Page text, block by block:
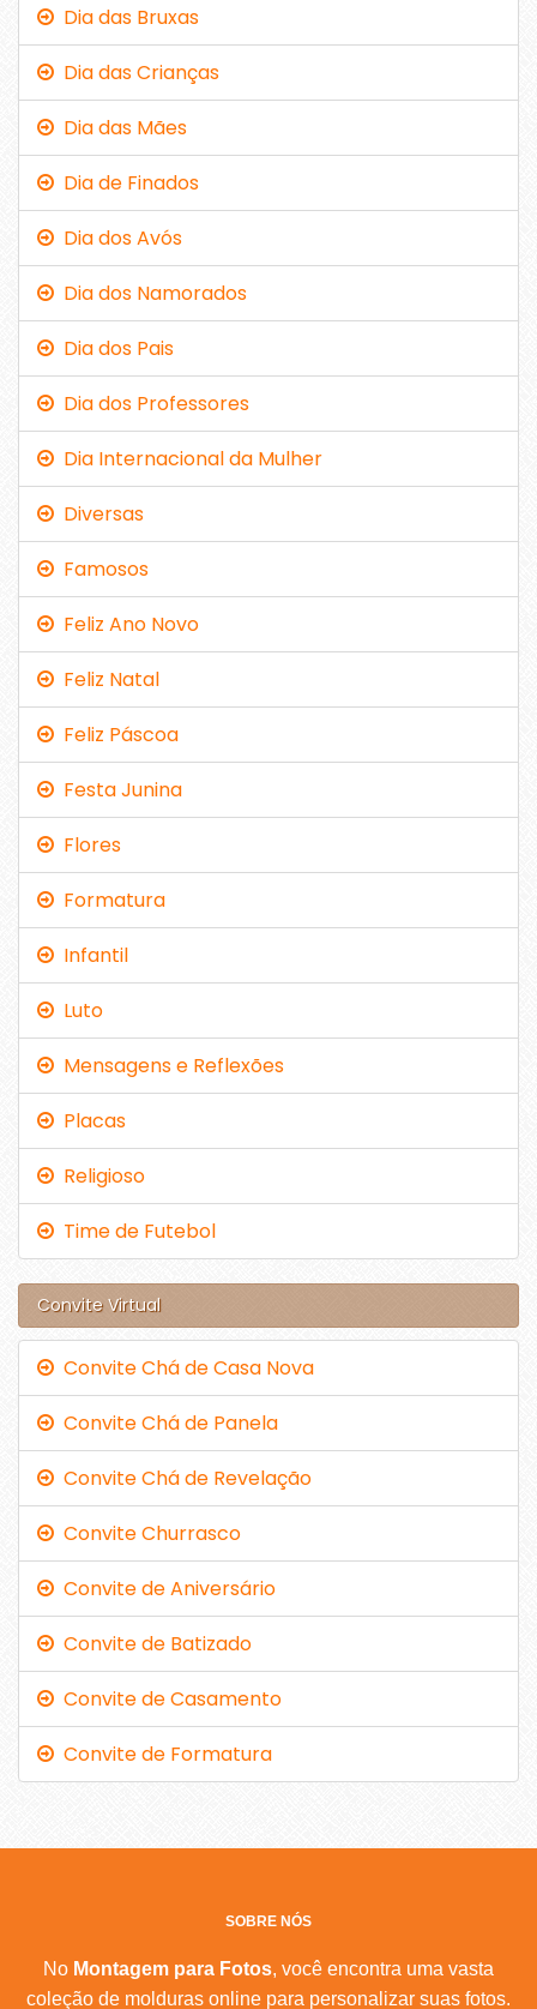
Dia das Bruxas
Dia das Crianças
Dia das Mães
Dia de Finados
Dia dos Avós
Dia dos Namorados
Dia dos Pais
Dia dos Professores
Dia Internacional da Mulher
Diversas
Famosos
Feliz Ano Novo
Feliz Natal
Feliz Páscoa
Festa Junina
Flores
Formatura
Infantil
Luto
Mensagens e Reflexões
Placas
Religioso
Time de Futebol
Convite Virtual
Convite Chá de Casa Nova
Convite Chá de Panela
Convite Chá de Revelação
Convite Churrasco
Convite de Aniversário
Convite de Batizado
Convite de Casamento
Convite de Formatura
SOBRE NÓS
No Montagem para Fotos, você encontra uma vasta
coleção de molduras online para personalizar suas fotos.